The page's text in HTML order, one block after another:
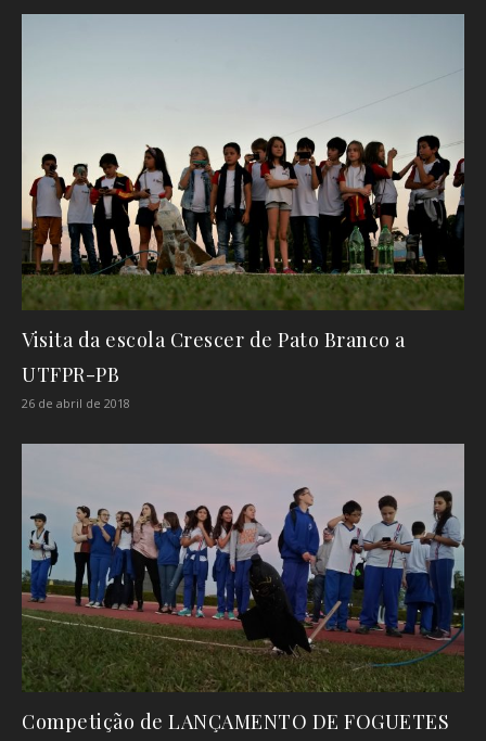
Visita da escola Crescer de Pato Branco a
UTFPR-PB
26 de abril de 2018
Competição de LANÇAMENTO DE FOGUETES